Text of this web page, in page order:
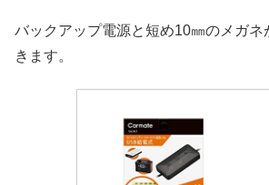
バックアップ電源と短め10㎜のメガネ
きます。